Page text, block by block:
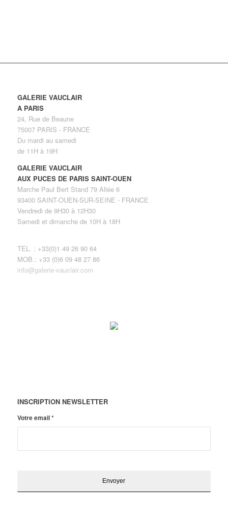
GALERIE VAUCLAIR
A PARIS
24, Rue de Beaune
75007 PARIS - FRANCE
Du mardi au samedi
de 11H à 19H
GALERIE VAUCLAIR
AUX PUCES DE PARIS SAINT-OUEN
Marche Paul Bert Stand 79 Allée 6
93400 SAINT-OUEN-SUR-SEINE - FRANCE
Vendredi de 9H30 à 12H30
Samedi et dimanche de 10H à 18H
TEL. : +33(0)1 49 26 90 64
MOB.: +33 (0)6 09 48 27 86
info@galerie-vauclair.com
INSCRIPTION NEWSLETTER
Votre email*